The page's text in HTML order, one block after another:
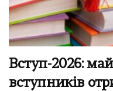
Вступ-2026:
вступників